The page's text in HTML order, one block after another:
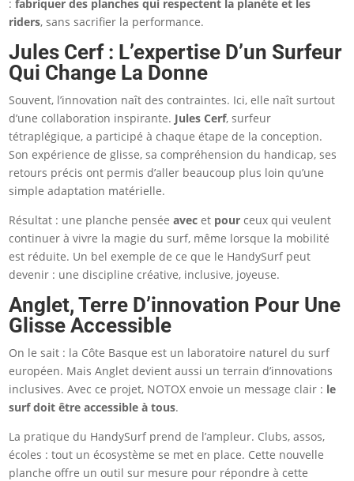
:fabriquer des planches qui respectent la planète et les
riders, sans sacrifier la performance.
Jules Cerf : L’expertise D’un Surfeur
Qui Change La Donne
Souvent, l’innovation naît des contraintes. Ici, elle naît surtout
d’une collaboration inspirante. Jules Cerf, surfeur
tétraplégique, a participé à chaque étape de la conception.
Son expérience de glisse, sa compréhension du handicap, ses
retours précis ont permis d’aller beaucoup plus loin qu’une
simple adaptation matérielle.
Résultat : une planche penséeavec et pour ceux qui veulent
continuer à vivre la magie du surf, même lorsque la mobilité
est réduite. Un bel exemple de ce que le HandySurf peut
devenir : une discipline créative, inclusive, joyeuse.
Anglet, Terre D’innovation Pour Une
Glisse Accessible
On le sait : la Côte Basque est un laboratoire naturel du surf
européen. Mais Anglet devient aussi un terrain d’innovations
inclusives. Avec ce projet, NOTOX envoie un message clair : le
surf doit être accessible à tous.
La pratique du HandySurf prend de l’ampleur. Clubs, assos,
écoles : tout un écosystème se met en place. Cette nouvelle
planche offre un outil sur mesure pour répondre à cette